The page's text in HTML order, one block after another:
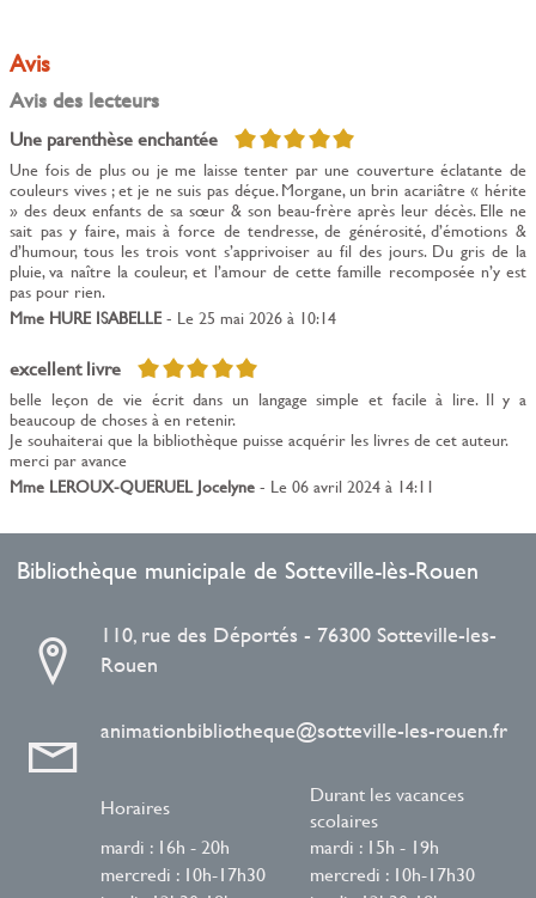
Avis
Avis des lecteurs
Une parenthèse enchantée 5/5
Une fois de plus ou je me laisse tenter par une couverture éclatante de
couleurs vives ; et je ne suis pas déçue. Morgane, un brin acariâtre « hérite
» des deux enfants de sa sœur & son beau-frère après leur décès. Elle ne
sait pas y faire, mais à force de tendresse, de générosité, d’émotions &
d’humour, tous les trois vont s’apprivoiser au fil des jours. Du gris de la
pluie, va naître la couleur, et l’amour de cette famille recomposée n’y est
pas pour rien.
Mme HURE ISABELLE- Le 25 mai 2026 à 10:14
excellent livre 5/5
belle leçon de vie écrit dans un langage simple et facile à lire. Il y a
beaucoup de choses à en retenir.
Je souhaiterai que la bibliothèque puisse acquérir les livres de cet auteur.
merci par avance
Mme LEROUX-QUERUEL Jocelyne- Le 06 avril 2024 à 14:11
Bibliothèque municipale de Sotteville-lès-Rouen
110, rue des Déportés - 76300 Sotteville-les-
Rouen
animationbibliotheque@sotteville-les-rouen.fr
Horaires
Durant les vacances
scolaires
mardi : 16h - 20h
mardi : 15h - 19h
mercredi : 10h-17h30
mercredi : 10h-17h30